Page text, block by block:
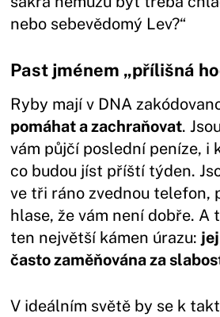
nebo sebevědomý Lev?“
Past jménem „přílišná
Ryby mají v DNA
pomáhat a zachraňovat.
vám půjčí poslední peníze, i
co budou jíst příští týden.
ve tři ráno zvednou telefon,
hlase, že vám není dobře. A
ten největší kámen úrazu:
často zaměňována za
V ideálním světě by se k